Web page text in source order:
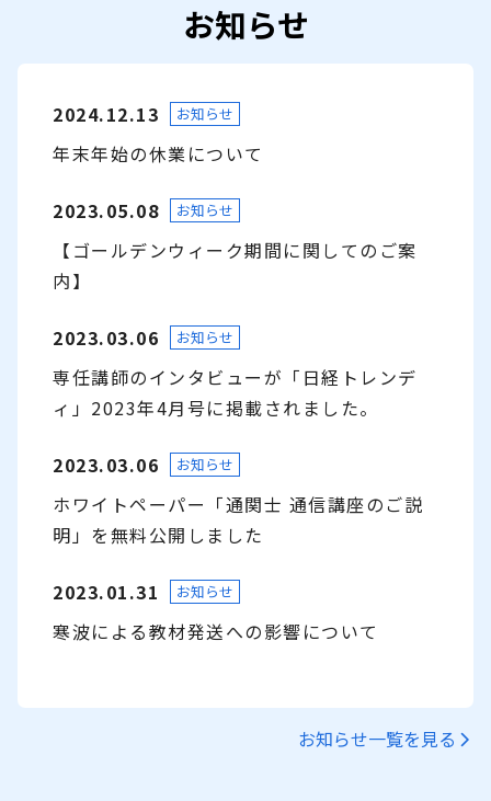
お知らせ
2024.12.13 お知らせ
年末年始の休業について
2023.05.08 お知らせ
【ゴールデンウィーク期間に関してのご案
内】
2023.03.06 お知らせ
専任講師のインタビューが「日経トレンデ
ィ」2023年4月号に掲載されました。
2023.03.06 お知らせ
ホワイトペーパー「通関士 通信講座のご説
明」を無料公開しました
2023.01.31 お知らせ
寒波による教材発送への影響について
お知らせ一覧を見る